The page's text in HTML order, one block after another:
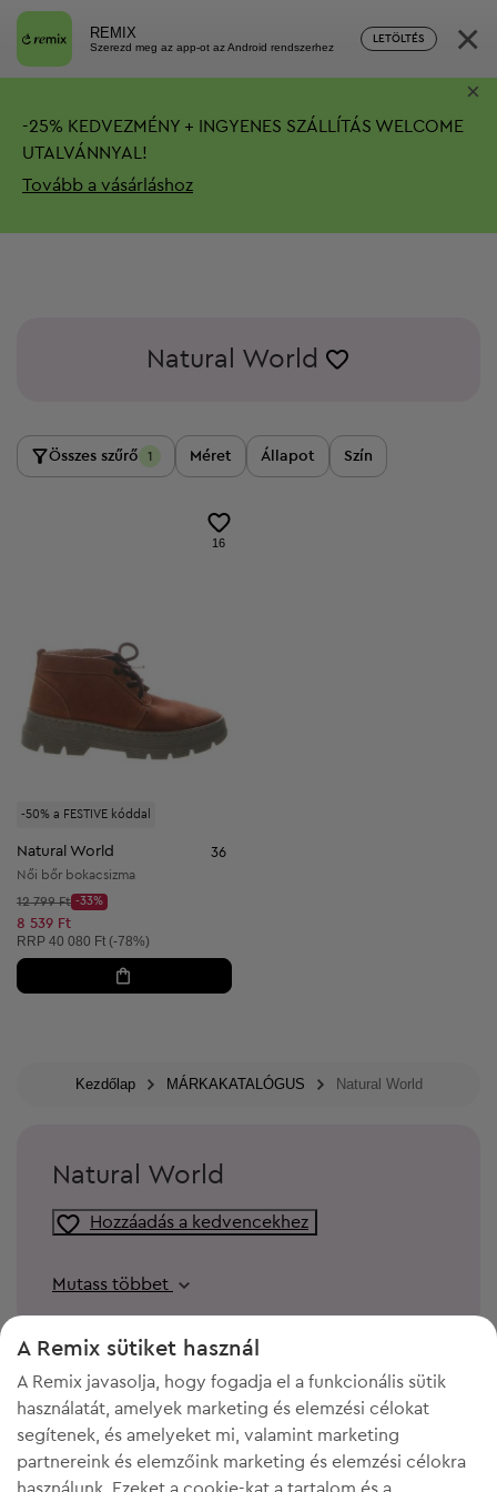
REMIX
Szerezd meg az app-ot az Android rendszerhez
LETÖLTÉS ×
-25% KEDVEZMÉNY + INGYENES SZÁLLÍTÁS WELCOME
UTALVÁNNYAL!
Tovább a vásárláshoz
×
Natural World
Összes szűrő 1 Méret Állapot Szín
-50% a FESTIVE kóddal
16
Natural World 36
Női bőr bokacsizma
Kezdő ár:
12 799 Ft
Discount Price:
-33%
Csökkentett ár:
8 539 Ft
Ajánlott ár:
RRP 40 080 Ft (-78%)
Kezdőlap MÁRKAKATALÓGUS Natural World
Natural World
Hozzáadás a kedvencekhez
Mutass többet
A Remix sütiket használ
A Remix javasolja, hogy fogadja el a funkcionális sütik
használatát, amelyek marketing és elemzési célokat
segítenek, és amelyeket mi, valamint marketing
partnereink és elemzőink marketing és elemzési célokra